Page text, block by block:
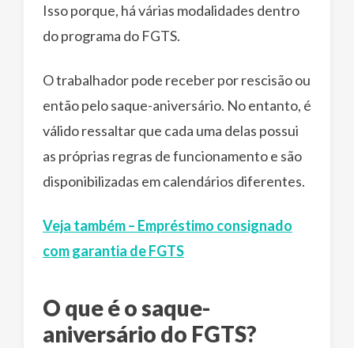
Isso porque, há várias modalidades dentro
do programa do FGTS.
O trabalhador pode receber por rescisão ou
então pelo saque-aniversário. No entanto, é
válido ressaltar que cada uma delas possui
as próprias regras de funcionamento e são
disponibilizadas em calendários diferentes.
Veja também – Empréstimo consignado
com garantia de FGTS
O que é o saque-
aniversário do FGTS?